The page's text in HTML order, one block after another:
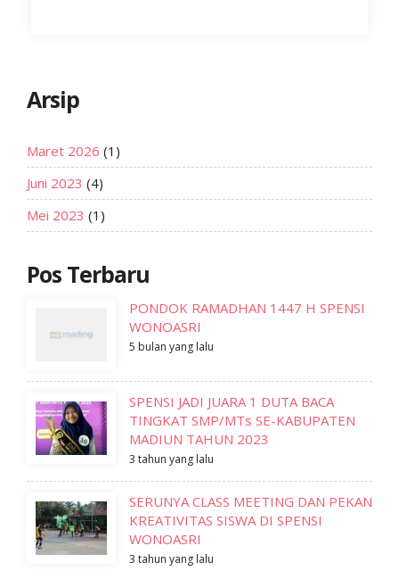
Arsip
Maret 2026 (1)
Juni 2023 (4)
Mei 2023 (1)
Pos Terbaru
PONDOK RAMADHAN 1447 H SPENSI
WONOASRI
5 bulan yang lalu
SPENSI JADI JUARA 1 DUTA BACA
TINGKAT SMP/MTs SE-KABUPATEN
MADIUN TAHUN 2023
3 tahun yang lalu
SERUNYA CLASS MEETING DAN PEKAN
KREATIVITAS SISWA DI SPENSI
WONOASRI
3 tahun yang lalu